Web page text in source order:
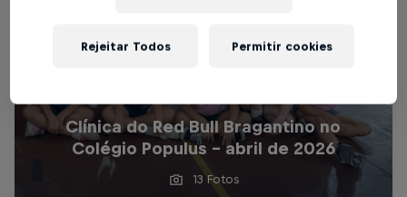
Clínica do Red Bull Bragantino no
Colégio Populus - abril de 2026
13 Fotos
Rejeitar Todos Permitir cookies